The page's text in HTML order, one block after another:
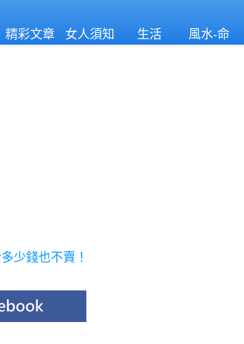
精彩文章 女人須知 生活
風水-命
少錢也不賣！